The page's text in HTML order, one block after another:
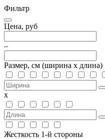
Фильтр
Цена, руб
–
Размер, см (ширина х длина)
х
Жесткость 1-й стороны